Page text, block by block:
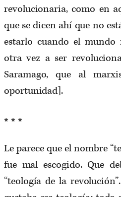
revolucionaria, como en
que se dicen ahí que no
estarlo cuando el mundo
otra vez a ser
Saramago, que al
oportunidad].
* * *
Le parece que el nombre
fue mal escogido. Que
“teología de la